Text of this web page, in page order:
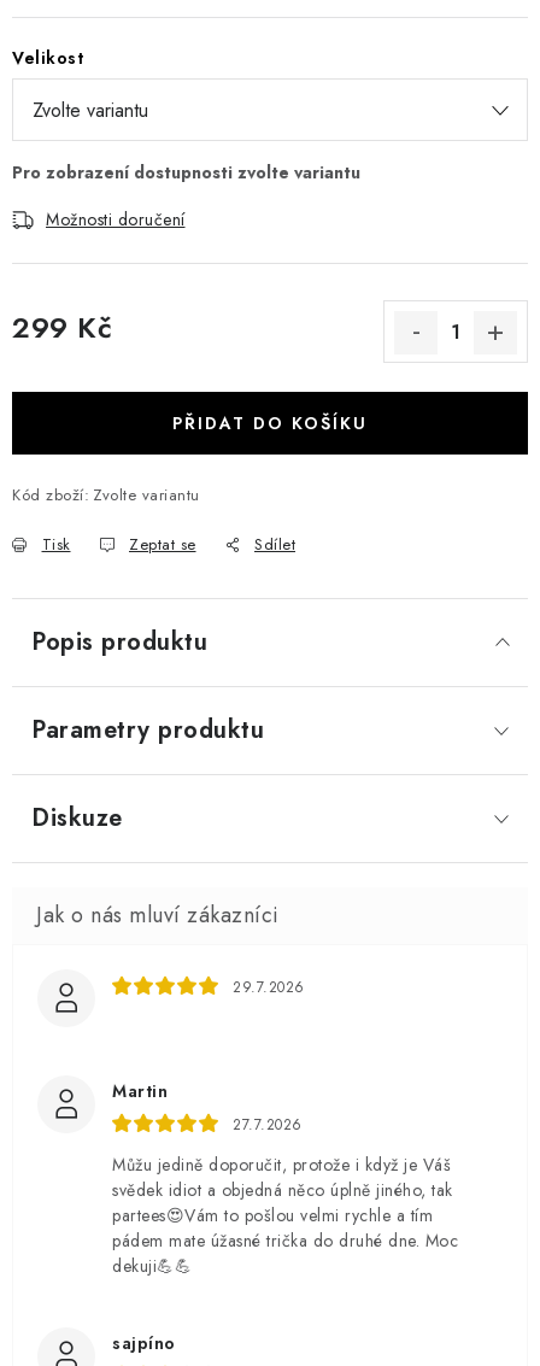
Velikost
Možnosti doručení
299 Kč
PŘIDAT DO KOŠÍKU
Kód zboží: Zvolte variantu
Tisk Zeptat se Sdílet
Popis produktu
Parametry produktu
Diskuze
29.7.2026
Martin
27.7.2026
Můžu jedině doporučit, protože i když je Váš
svědek idiot a objedná něco úplně jiného, tak
partees😍Vám to pošlou velmi rychle a tím
pádem mate úžasné trička do druhé dne. Moc
dekuji💪💪
sajpíno